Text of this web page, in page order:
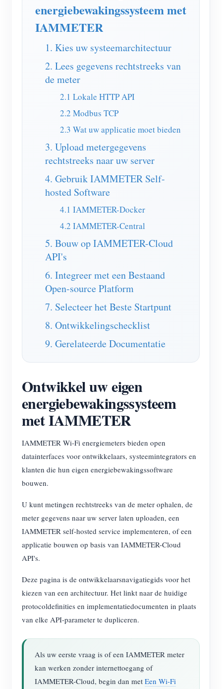
IAMMETER-simulator
Energievoorspellings- en simulatiesysteem
Toepassingen
Energiemonitor voor zonne-PV-systemen
Domotica
Energiemonitoring voor fabrieken
Winkel
Product snelstart
Documentatie
Tutorialvideo
Community
Contributorprogramma
Contributor Center
Forum
App Store
Site verkennen
PV-ranglijst
Oplossingen
Contact
Over ons
energiebewakingssysteem met
IAMMETER
1. Kies uw systeemarchitectuur
2. Lees gegevens rechtstreeks van
de meter
2.1 Lokale HTTP API
2.2 Modbus TCP
2.3 Wat uw applicatie moet bieden
3. Upload metergegevens
rechtstreeks naar uw server
4. Gebruik IAMMETER Self-
hosted Software
4.1 IAMMETER-Docker
4.2 IAMMETER-Central
5. Bouw op IAMMETER-Cloud
API's
6. Integreer met een Bestaand
Open-source Platform
7. Selecteer het Beste Startpunt
8. Ontwikkelingschecklist
9. Gerelateerde Documentatie
Ontwikkel uw eigen
energiebewakingssysteem
met IAMMETER
IAMMETER Wi-Fi energiemeters bieden open
datainterfaces voor ontwikkelaars, systeemintegrators en
klanten die hun eigen energiebewakingssoftware
bouwen.
U kunt metingen rechtstreeks van de meter ophalen, de
meter gegevens naar uw server laten uploaden, een
IAMMETER self-hosted service implementeren, of een
applicatie bouwen op basis van IAMMETER-Cloud
API's.
Deze pagina is de ontwikkelaarsnavigatiegids voor het
kiezen van een architectuur. Het linkt naar de huidige
protocoldefinities en implementatiedocumenten in plaats
van elke API-parameter te dupliceren.
Als uw eerste vraag is of een IAMMETER meter
kan werken zonder internettoegang of
IAMMETER-Cloud, begin dan met Een Wi-Fi